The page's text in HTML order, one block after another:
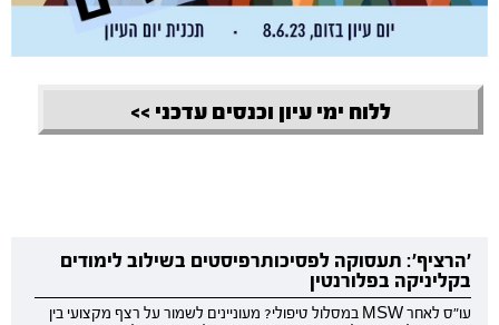
ללוח ימי עיון וכנסים עדכני >>
'הרציף': תעסוקה לפסיכותרפיסטים בשילוב לימודים
בקליניקה בפלורנטין
עו"ס לאחר MSW במסלול טיפולי? מעוניינים לשמור על רצף מקצועי בין